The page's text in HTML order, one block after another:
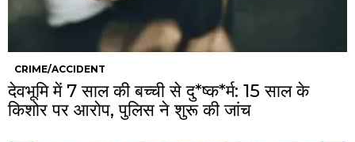
CRIME/ACCIDENT
देवभूमि में 7 साल की बच्ची से दु*ष्क*र्म: 15 साल के
किशोर पर आरोप, पुलिस ने शुरू की जांच